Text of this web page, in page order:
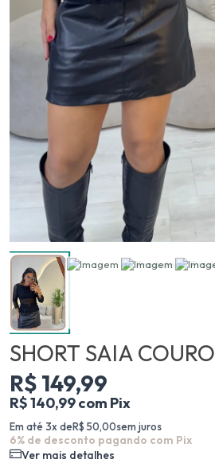
SHORT SAIA COURO
R$ 149,99
R$ 140,99 com Pix
Em até 3x deR$ 50,00sem juros
6% de desconto pagando com Pix
Ver mais detalhes